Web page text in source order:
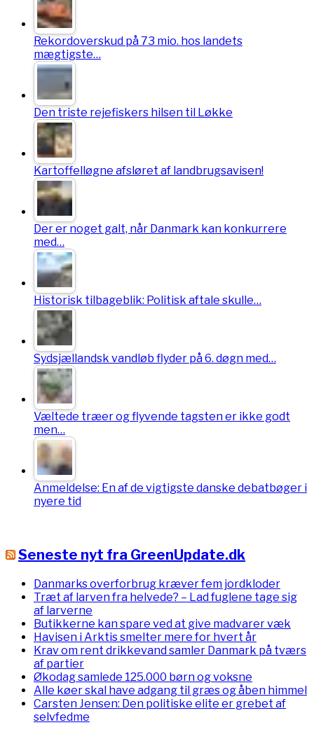
Rekordoverskud på 73 mio. hos landets
mægtigste…
Den triste rejefiskers hilsen til Løkke
Kartoffelløgne afsløret af landbrugsavisen!
Der er noget galt, når Danmark kan konkurrere
med…
Historisk tilbageblik: Politisk aftale skulle…
Sydsjællandsk vandløb flyder på 6. døgn med…
Væltede træer og flyvende tagsten er ikke godt
men…
Anmeldelse: En af de vigtigste danske debatbøger i
nyere tid
Seneste nyt fra GreenUpdate.dk
Danmarks overforbrug kræver fem jordkloder
Træt af larven fra helvede? – Lad fuglene tage sig
af larverne
Butikkerne kan spare ved at give madvarer væk
Havisen i Arktis smelter mere for hvert år
Krav om rent drikkevand samler Danmark på tværs
af partier
Økodag samlede 125.000 børn og voksne
Alle køer skal have adgang til græs og åben himmel
Carsten Jensen: Den politiske elite er grebet af
selvfedme